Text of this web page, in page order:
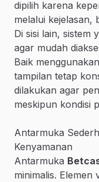
dipilih karena
melalui kejelasan,
Di sisi lain, sistem
agar mudah
Baik
tampilan tetap
dilakukan agar
meskipun kondisi
Antarmuka
Kenyamanan
Antarmuka
minimalis. Elemen